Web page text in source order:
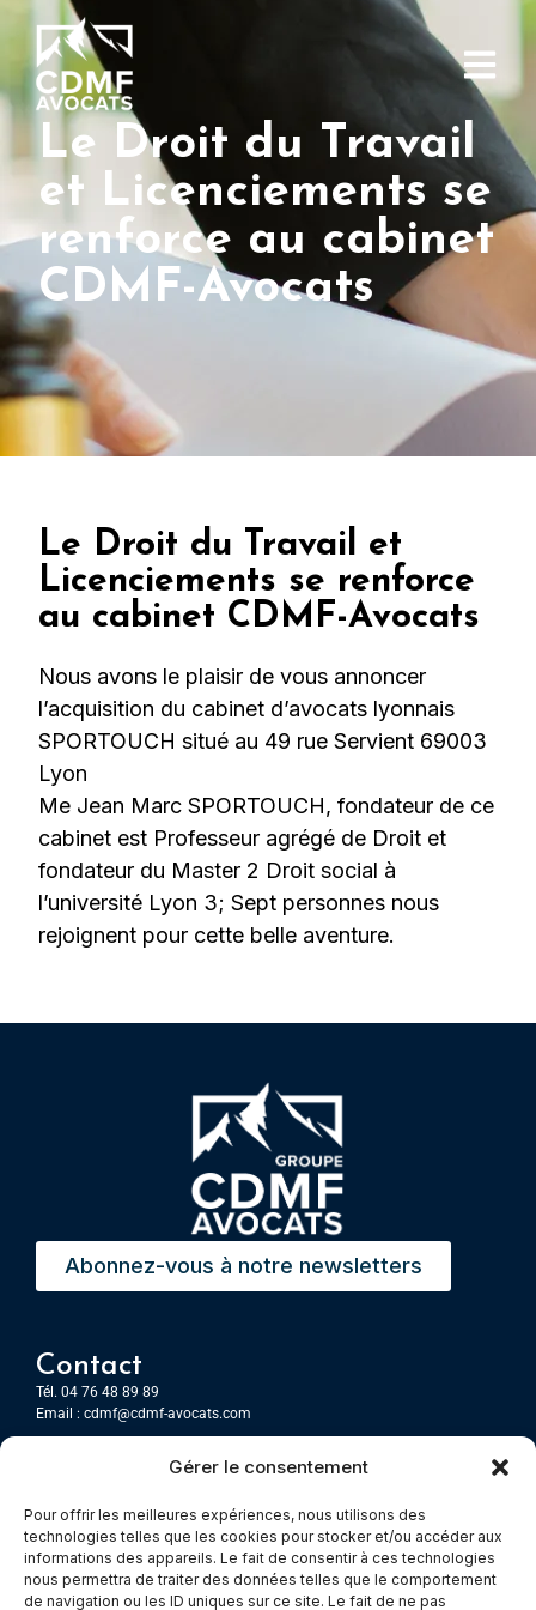
Gérer le consentement
Pour offrir les meilleures expériences, nous utilisons des
technologies telles que les cookies pour stocker et/ou accéder aux
informations des appareils. Le fait de consentir à ces technologies
nous permettra de traiter des données telles que le comportement
de navigation ou les ID uniques sur ce site. Le fait de ne pas
Le Droit du Travail
et Licenciements se
renforce au cabinet
CDMF-Avocats
Le Droit du Travail et
Licenciements se renforce
au cabinet CDMF-Avocats
Nous avons le plaisir de vous annoncer
l’acquisition du cabinet d’avocats lyonnais
SPORTOUCH situé au 49 rue Servient 69003
Lyon
Me Jean Marc SPORTOUCH, fondateur de ce
cabinet est Professeur agrégé de Droit et
fondateur du Master 2 Droit social à
l’université Lyon 3; Sept personnes nous
rejoignent pour cette belle aventure.
Abonnez-vous à notre newsletters
Contact
Tél. 04 76 48 89 89
Email : cdmf@cdmf-avocats.com
7 Place Firmin Gautier
CS 80476
38016 GRENOBLE, Cedex 1